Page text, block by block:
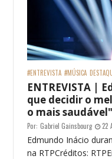
#ENTREVISTA #MÚSICA
ENTREVISTA |
que decidir o
o mais saudável"
Por: Gabriel Gainsbourg 22
Edmundo Inácio
na RTPCréditos: